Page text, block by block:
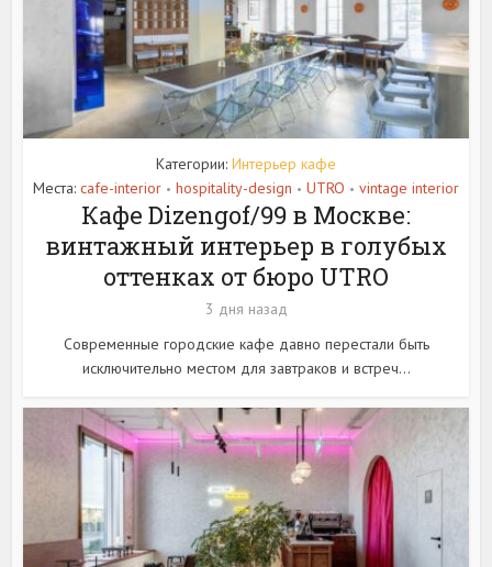
Категории: Интерьер кафе
Места: cafe-interior • hospitality-design • UTRO • vintage interior
Кафе Dizengof/99 в Москве:
винтажный интерьер в голубых
оттенках от бюро UTRO
3 дня назад
Современные городские кафе давно перестали быть
исключительно местом для завтраков и встреч...